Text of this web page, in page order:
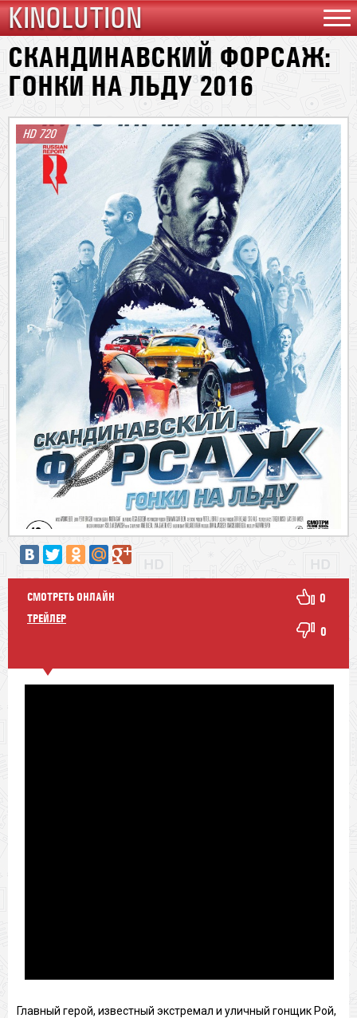
KINOLUTION
СКАНДИНАВСКИЙ ФОРСАЖ:
ГОНКИ НА ЛЬДУ 2016
HD 720
СМОТРЕТЬ ОНЛАЙН
ТРЕЙЛЕР
0
0
Главный герой, известный экстремал и уличный гонщик Рой,